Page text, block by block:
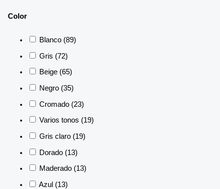
Color
Blanco (89)
Gris (72)
Beige (65)
Negro (35)
Cromado (23)
Varios tonos (19)
Gris claro (19)
Dorado (13)
Maderado (13)
Azul (13)